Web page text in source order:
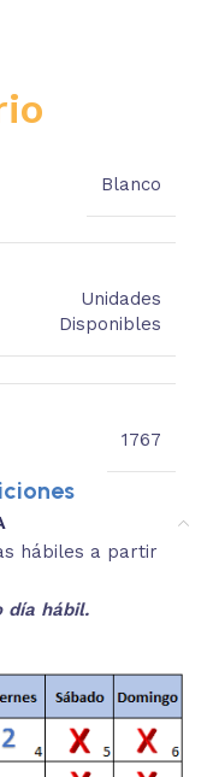
Blanco
Unidades
Disponibles
1767
hábiles a partir
día hábil.